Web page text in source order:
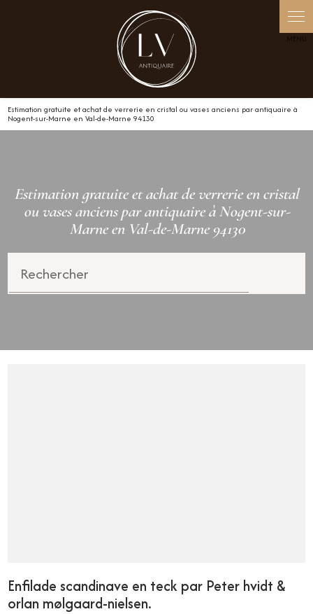
Estimation gratuite et achat de verrerie en cristal ou vases anciens par antiquaire à
Nogent-sur-Marne en Val-de-Marne 94130
Estimation gratuite et achat de verrerie en cristal
ou vases anciens par antiquaire à Nogent-sur-
Marne en Val-de-Marne 94130
Rechercher
Enfilade scandinave en teck par Peter hvidt &
orlan mølgaard-nielsen.